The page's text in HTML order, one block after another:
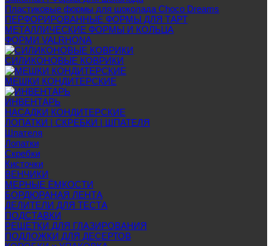
Пластиковые формы для шоколада Choco Dreams
ПЕРФОРИРОВАННЫЕ ФОРМЫ ДЛЯ ТАРТ
МЕТАЛЛИЧЕСКИЕ ФОРМЫ И КОЛЬЦА
ФОРМИ VALRHONA
СИЛИКОНОВЫЕ КОВРИКИ
МЕШКИ КОНДИТЕРСКИЕ
ИНВЕНТАРЬ
НАСАДКИ КОНДИТЕРСКИЕ
ЛОПАТКИ | СКРЕБКИ | ШПАТЕЛЯ
Шпателя
Лопатки
Скребки
Кисточки
ВЕНЧИКИ
МЕРНЫЕ ЁМКОСТИ
БОРДЮРАНАЯ ЛЕНТА
ДЕЛИТЕЛИ ДЛЯ ТЕСТА
ПОДСТАВКИ
РЕШЕТКИ ДЛЯ ГЛАЗИРОВАНИЯ
ПОДЛОЖКИ ДЛЯ ДЕСЕРТОВ